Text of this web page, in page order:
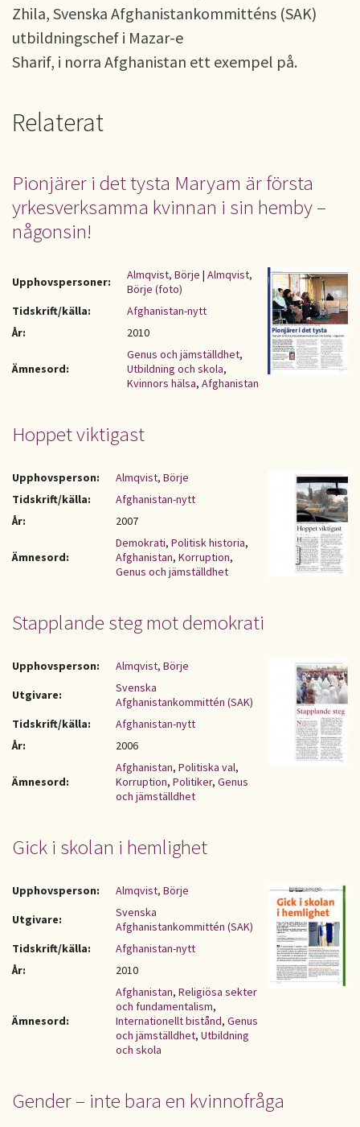
Zhila, Svenska Afghanistankommitténs (SAK)
utbildningschef i Mazar-e
Sharif, i norra Afghanistan ett exempel på.
Relaterat
Pionjärer i det tysta Maryam är första
yrkesverksamma kvinnan i sin hemby –
någonsin!
Upphovspersoner: Almqvist, Börje | Almqvist,
Börje (foto)
Tidskrift/källa:
Afghanistan-nytt
År:
2010
Ämnesord:
Genus och jämställdhet,
Utbildning och skola,
Kvinnors hälsa, Afghanistan
Hoppet viktigast
Upphovsperson:
Almqvist, Börje
Tidskrift/källa:
Afghanistan-nytt
År:
2007
Ämnesord:
Demokrati, Politisk historia,
Afghanistan, Korruption,
Genus och jämställdhet
Stapplande steg mot demokrati
Upphovsperson:
Almqvist, Börje
Utgivare:
Svenska
Afghanistankommittén (SAK)
Tidskrift/källa:
Afghanistan-nytt
År:
2006
Ämnesord:
Afghanistan, Politiska val,
Korruption, Politiker, Genus
och jämställdhet
Gick i skolan i hemlighet
Upphovsperson:
Almqvist, Börje
Utgivare:
Svenska
Afghanistankommittén (SAK)
Tidskrift/källa:
Afghanistan-nytt
År:
2010
Ämnesord:
Afghanistan, Religiösa sekter
och fundamentalism,
Internationellt bistånd, Genus
och jämställdhet, Utbildning
och skola
Gender – inte bara en kvinnofråga